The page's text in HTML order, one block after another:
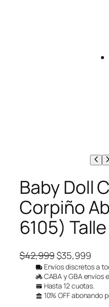
Baby Doll
Corpiño
6105) Talle
$42,999E
l
p
r
$35,999E
l
p
r
Envíos discretos a
CABA y GBA envíos
Hasta 12 cuotas.
10% OFF abonando